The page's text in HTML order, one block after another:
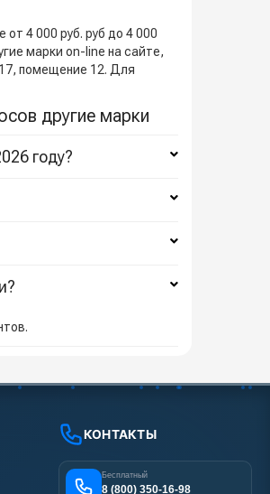
4 000 руб. руб до 4 000
марки on-line на сайте,
помещение 12. Для
другие марки
году?
КОНТАКТЫ
Бесплатный
8 (800) 350-16-98